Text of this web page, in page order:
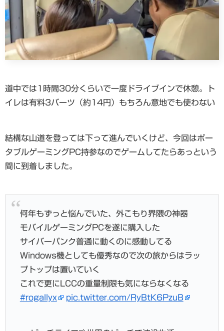
道中では1時間30分くらいで一度ドライブインで休憩。ト
イレは有料3バーツ（約14円）もちろん意地でも使わない
結構な山道を登っては下って進んでいくけど、今回はポー
タブルゲーミングPC持参なのでゲームしてたらあっという
間に到着しました。
何年もずっと悩んでいた、外こもり界隈の神器
モバイルゲーミングPCを遂に購入した
サイバーパンク普通に動くのに感動してる
Windows機としても優秀なので次の旅からはラッ
プトップは置いていく
これで更にLCCの重量制限も気にならなくなる
#rogallyx
pic.twitter.com/RyBtK6PzuB